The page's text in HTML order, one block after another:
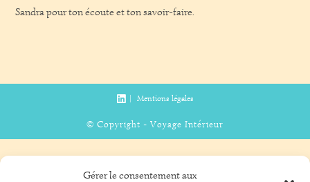
Gérer le consentement aux
Sandra pour ton écoute et ton savoir-faire.
Mentions légales
© Copyright - Voyage Intérieur